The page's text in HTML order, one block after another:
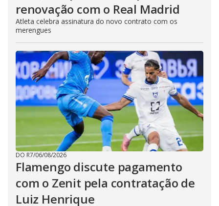
renovação com o Real Madrid
Atleta celebra assinatura do novo contrato com os
merengues
DO R7/06/08/2026
Flamengo discute pagamento
com o Zenit pela contratação de
Luiz Henrique